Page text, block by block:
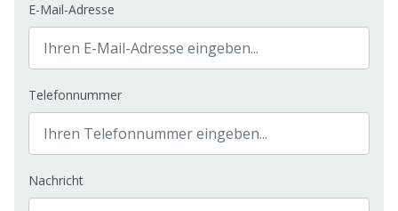
E-Mail-Adresse
Telefonnummer
Nachricht